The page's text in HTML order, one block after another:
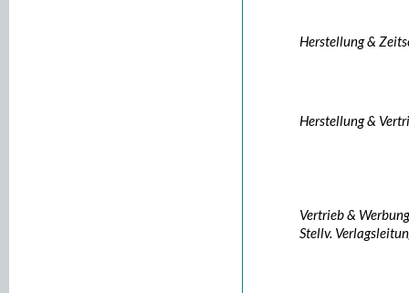
Herstellung &
Herstellung &
Vertrieb & Werbung
Stellv.